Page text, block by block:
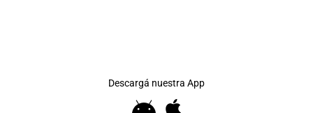
Descargá nuestra App